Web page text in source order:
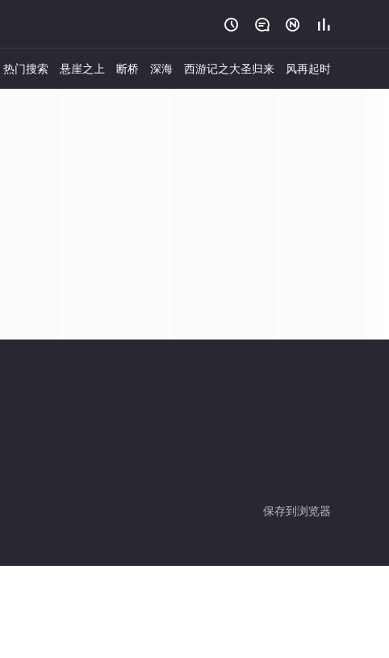
   
热门搜索 悬崖之上 断桥 深海 西游记之大圣归来 风再起时
保存到浏览器